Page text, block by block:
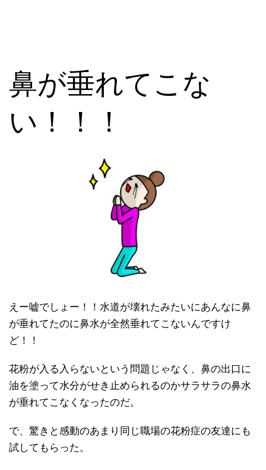
鼻が垂れてこな
い！！！
えー嘘でしょー！！水道が壊れたみたいにあんなに鼻
が垂れてたのに鼻水が全然垂れてこないんですけ
ど！！
花粉が入る入らないという問題じゃなく、鼻の出口に
油を塗って水分がせき止められるのかサラサラの鼻水
が垂れてこなくなったのだ。
で、驚きと感動のあまり同じ職場の花粉症の友達にも
試してもらった。